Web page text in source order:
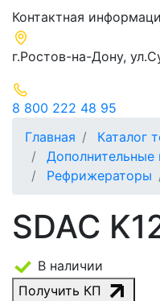
Контактная
г.Ростов-на-Дону,
8 800 222 48 95
Главная
Каталог
Дополнительные
Рефрижераторы
SDAC
В наличии
Получить КП